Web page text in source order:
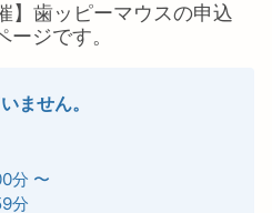
】歯ッピーマウスの申込
ージです。
ません。
分 〜
分